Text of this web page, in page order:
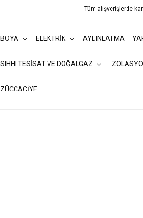
Tüm alışverişlerde
BOYA ELEKTRİK AYDINLATMA
SIHHI TESİSAT VE DOĞALGAZ
ZÜCCACİYE